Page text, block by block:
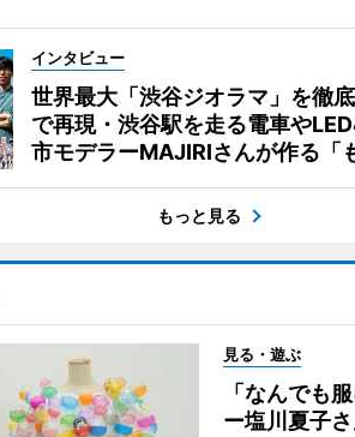
インタビュー
世界最大「渋谷ジオラマ」を徹
で再現・渋谷駅を走る電車や
市モデラーMAJIRIさんが作る「
もっと見る
見る・遊ぶ
「なんでも
ー塩川夏子